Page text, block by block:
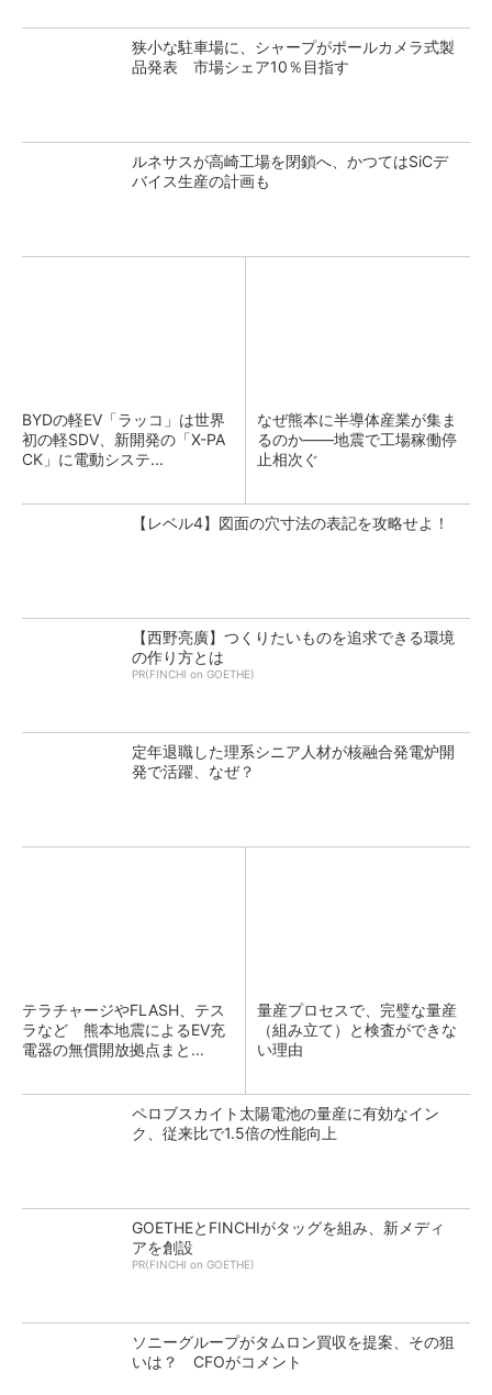
狭小な駐車場に、シャープがポールカメラ式製
品発表 市場シェア10％目指す
ルネサスが高崎工場を閉鎖へ、かつてはSiCデ
バイス生産の計画も
BYDの軽EV「ラッコ」は世界
初の軽SDV、新開発の「X-PA
CK」に電動システ...
なぜ熊本に半導体産業が集ま
るのか――地震で工場稼働停
止相次ぐ
【レベル4】図面の穴寸法の表記を攻略せよ！
【西野亮廣】つくりたいものを追求できる環境
の作り方とは
PR(FINCHI on GOETHE)
定年退職した理系シニア人材が核融合発電炉開
発で活躍、なぜ？
テラチャージやFLASH、テス
ラなど 熊本地震によるEV充
電器の無償開放拠点まと...
量産プロセスで、完璧な量産
（組み立て）と検査ができな
い理由
ペロブスカイト太陽電池の量産に有効なイン
ク、従来比で1.5倍の性能向上
GOETHEとFINCHIがタッグを組み、新メディ
アを創設
PR(FINCHI on GOETHE)
ソニーグループがタムロン買収を提案、その狙
いは？ CFOがコメント